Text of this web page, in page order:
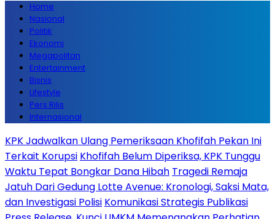
Home
Nasional
Politik
Ekonomi
Megapolitan
Entertainment
Bisnis
Lifestyle
Pers Rilis
Internasional
KPK Jadwalkan Ulang Pemeriksaan Khofifah Pekan Ini
Terkait Korupsi Khofifah Belum Diperiksa, KPK Tunggu
Waktu Tepat Bongkar Dana Hibah Tragedi Remaja
Jatuh Dari Gedung Lotte Avenue: Kronologi, Saksi Mata,
dan Investigasi Polisi Komunikasi Strategis Publikasi